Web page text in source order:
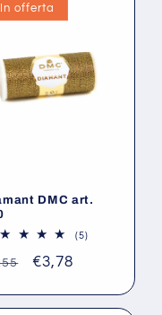
In offerta
DMC art.
(5)5
Prezzo
€3,78